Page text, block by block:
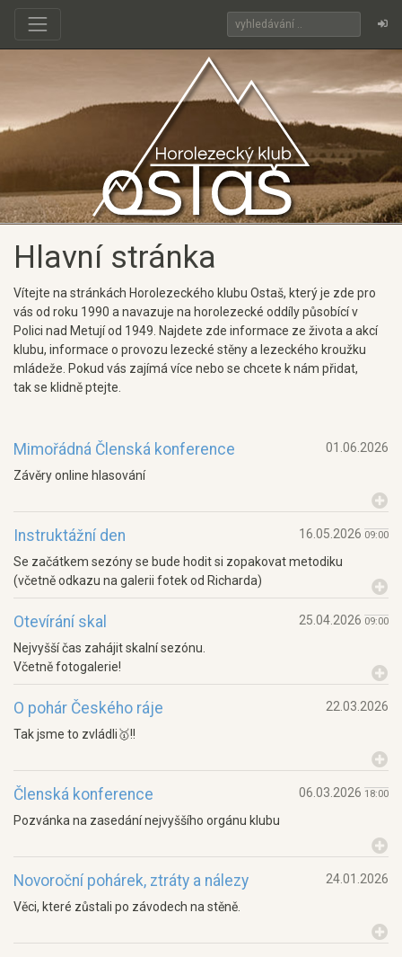
Hlavní stránka
Vítejte na stránkách Horolezeckého klubu Ostaš, který je zde pro
vás od roku 1990 a navazuje na horolezecké oddíly působící v
Polici nad Metují od 1949. Najdete zde informace ze života a akcí
klubu, informace o provozu lezecké stěny a lezeckého kroužku
mládeže. Pokud vás zajímá více nebo se chcete k nám přidat,
tak se klidně ptejte.
Mimořádná Členská konference
01.06.2026
Závěry online hlasování
Instruktážní den 16.05.2026 09:00
Se začátkem sezóny se bude hodit si zopakovat metodiku
(včetně odkazu na galerii fotek od Richarda)
Otevírání skal 25.04.2026 09:00
Nejvyšší čas zahájit skalní sezónu.
Včetně fotogalerie!
O pohár Českého ráje
22.03.2026
Tak jsme to zvládli🥇!!
Členská konference 06.03.2026 18:00
Pozvánka na zasedání nejvyššího orgánu klubu
Novoroční pohárek, ztráty a nálezy
24.01.2026
Věci, které zůstali po závodech na stěně.